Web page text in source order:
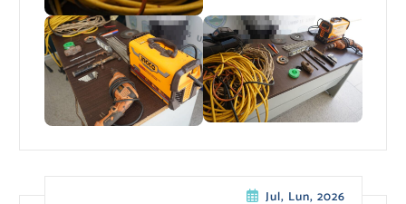
Jul, Lun, 2026